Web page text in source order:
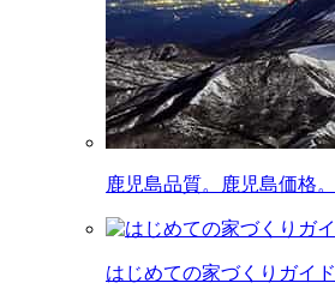
鹿児島品質。鹿児島価格。
はじめての家づくりガイド